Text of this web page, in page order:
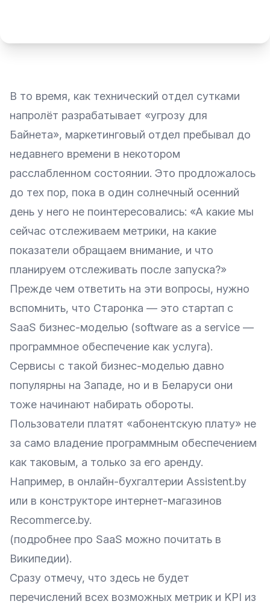
В то время, как технический отдел сутками
напролёт разрабатывает «угрозу для
Байнета», маркетинговый отдел пребывал до
недавнего времени в некотором
расслабленном состоянии. Это продложалось
до тех пор, пока в один солнечный осенний
день у него не поинтересовались: «А какие мы
сейчас отслеживаем метрики, на какие
показатели обращаем внимание, и что
планируем отслеживать после запуска?»
Прежде чем ответить на эти вопросы, нужно
вспомнить, что Старонка — это стартап с
SaaS бизнес-моделью (software as a service —
программное обеспечение как услуга).
Сервисы с такой бизнес-моделью давно
популярны на Западе, но и в Беларуси они
тоже начинают набирать обороты.
Пользователи платят «абонентскую плату» не
за само владение программным обеспечением
как таковым, а только за его аренду.
Например, в онлайн-бухгалтерии Assistent.by
или в конструкторе интернет-магазинов
Recommerce.by.
(подробнее про SaaS можно почитать в
Википедии).
Сразу отмечу, что здесь не будет
перечислений всех возможных метрик и KPI из